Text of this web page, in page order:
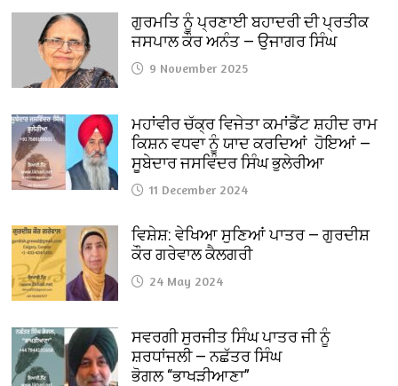
ਗੁਰਮਤਿ ਨੂੰ ਪ੍ਰਣਾਈ ਬਹਾਦਰੀ ਦੀ ਪ੍ਰਤੀਕ
ਜਸਪਾਲ ਕੌਰ ਅਨੰਤ — ਉਜਾਗਰ ਸਿੰਘ
9 November 2025
ਮਹਾਂਵੀਰ ਚੱਕ੍ਰ ਵਿਜੇਤਾ ਕਮਾਂਡੈਂਟ ਸ਼ਹੀਦ ਰਾਮ
ਕਿਸ਼ਨ ਵਧਵਾ ਨੂੰ ਯਾਦ ਕਰਦਿਆਂ ਹੋਇਆਂ —
ਸੂਬੇਦਾਰ ਜਸਵਿੰਦਰ ਸਿੰਘ ਭੁਲੇਰੀਆ
11 December 2024
ਵਿਸ਼ੇਸ਼: ਵੇਖਿਆ ਸੁਣਿਆਂ ਪਾਤਰ — ਗੁਰਦੀਸ਼
ਕੌਰ ਗਰੇਵਾਲ ਕੈਲਗਰੀ
24 May 2024
ਸਵਰਗੀ ਸੁਰਜੀਤ ਸਿੰਘ ਪਾਤਰ ਜੀ ਨੂੰ
ਸ਼ਰਧਾਂਜਲੀ — ਨਛੱਤਰ ਸਿੰਘ
ਭੋਗਲ “ਭਾਖੜੀਆਣਾ”